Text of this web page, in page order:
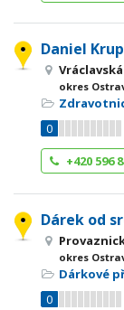
Daniel
Vráclavská
okres
0
+420 596
Dárek od
okres
Dárkové
0